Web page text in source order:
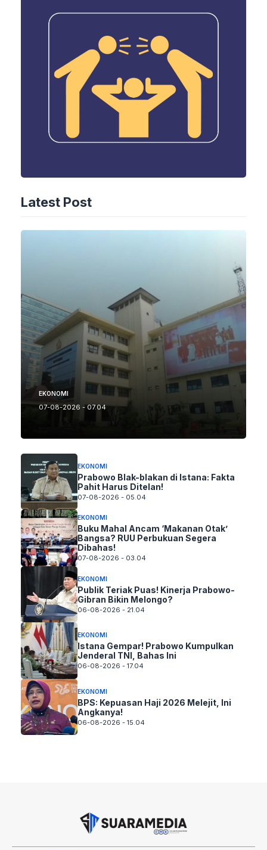
Latest Post
EKONOMI
07-08-2026 - 07.04
EKONOMI
Prabowo Blak-blakan di Istana: Fakta
Pahit Harus Ditelan!
07-08-2026 - 05.04
EKONOMI
Buku Mahal Ancam ‘Makanan Otak’
Bangsa? RUU Perbukuan Segera
Dibahas!
07-08-2026 - 03.04
EKONOMI
Publik Teriak Puas! Kinerja Prabowo-
Gibran Bikin Melongo?
06-08-2026 - 21.04
EKONOMI
Istana Gempar! Prabowo Kumpulkan
Jenderal TNI, Bahas Ini
06-08-2026 - 17.04
EKONOMI
BPS: Kepuasan Haji 2026 Melejit, Ini
Angkanya!
06-08-2026 - 15.04